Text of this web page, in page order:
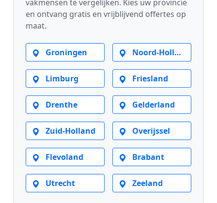
vakmensen te vergelijken. Kies uw provincie
en ontvang gratis en vrijblijvend offertes op
maat.
Groningen Noord-Holland
Limburg Friesland
Drenthe Gelderland
Zuid-Holland Overijssel
Flevoland Brabant
Utrecht Zeeland